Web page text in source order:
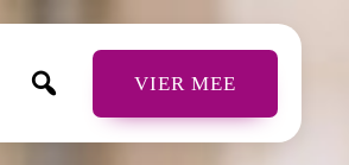
VIER MEE